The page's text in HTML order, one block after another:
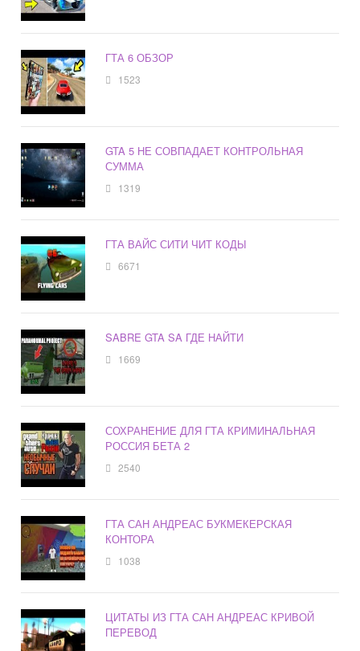
ГТА 6 ОБЗОР
1523
GTA 5 НЕ СОВПАДАЕТ КОНТРОЛЬНАЯ
СУММА
1319
ГТА ВАЙС СИТИ ЧИТ КОДЫ
6671
SABRE GTA SA ГДЕ НАЙТИ
1669
СОХРАНЕНИЕ ДЛЯ ГТА КРИМИНАЛЬНАЯ
РОССИЯ БЕТА 2
2540
ГТА САН АНДРЕАС БУКМЕКЕРСКАЯ
КОНТОРА
1038
ЦИТАТЫ ИЗ ГТА САН АНДРЕАС КРИВОЙ
ПЕРЕВОД